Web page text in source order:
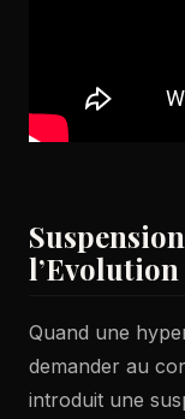
Quand une
demander au
introduit une